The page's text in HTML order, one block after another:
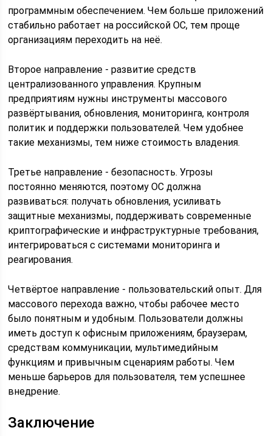
программным обеспечением. Чем больше приложений
стабильно работает на российской ОС, тем проще
организациям переходить на неё.
Второе направление - развитие средств
централизованного управления. Крупным
предприятиям нужны инструменты массового
развёртывания, обновления, мониторинга, контроля
политик и поддержки пользователей. Чем удобнее
такие механизмы, тем ниже стоимость владения.
Третье направление - безопасность. Угрозы
постоянно меняются, поэтому ОС должна
развиваться: получать обновления, усиливать
защитные механизмы, поддерживать современные
криптографические и инфраструктурные требования,
интегрироваться с системами мониторинга и
реагирования.
Четвёртое направление - пользовательский опыт. Для
массового перехода важно, чтобы рабочее место
было понятным и удобным. Пользователи должны
иметь доступ к офисным приложениям, браузерам,
средствам коммуникации, мультимедийным
функциям и привычным сценариям работы. Чем
меньше барьеров для пользователя, тем успешнее
внедрение.
Заключение